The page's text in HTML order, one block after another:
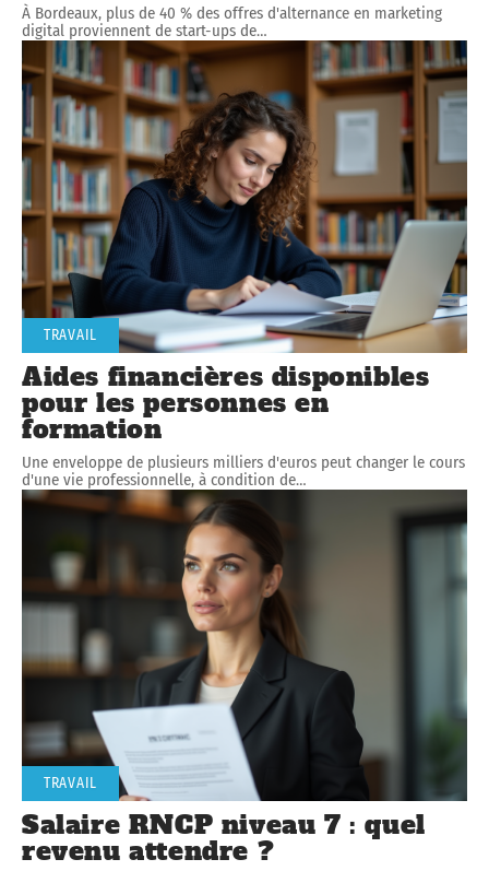
À Bordeaux, plus de 40 % des offres d'alternance en marketing
digital proviennent de start-ups de…
TRAVAIL
Aides financières disponibles
pour les personnes en
formation
Une enveloppe de plusieurs milliers d'euros peut changer le cours
d'une vie professionnelle, à condition de…
TRAVAIL
Salaire RNCP niveau 7 : quel
revenu attendre ?